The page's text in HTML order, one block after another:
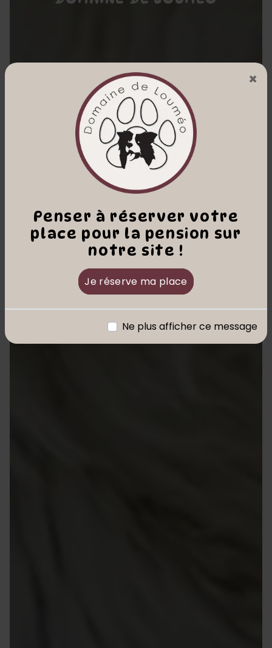
Penser à réserver votre
place pour la pension sur
notre site !
Je réserve ma place
×
Ne plus afficher ce message